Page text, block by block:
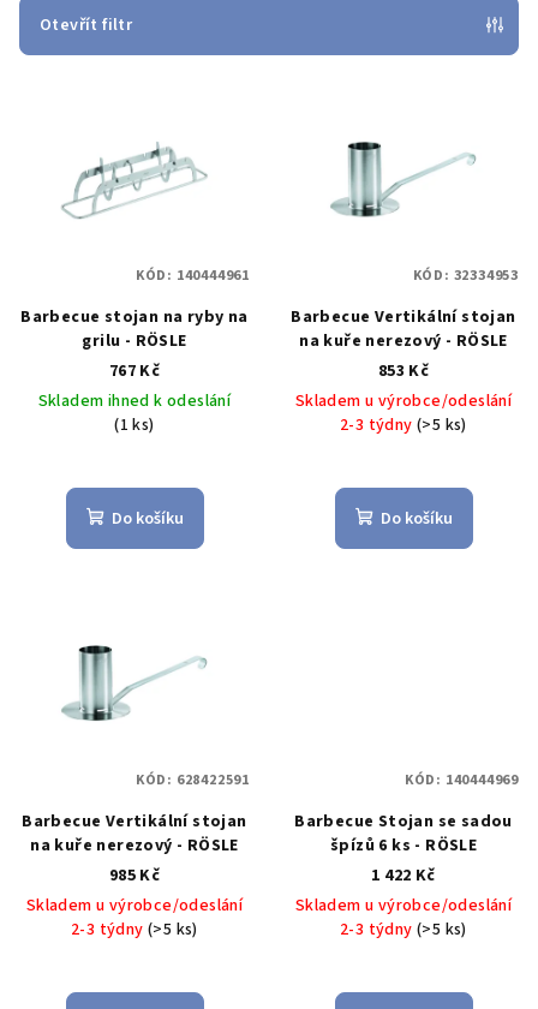
r
Otevřít filtr
oBarbecue stojan na ryby na
grilu - RÖSLE
767 Kč
Skladem ihned k odeslání
(1 ks)
Do košíku
KÓD: 140444961
Barbecue Vertikální stojan
na kuře nerezový - RÖSLE
853 Kč
Skladem u výrobce/odeslání
2-3 týdny(>5 ks)
Do košíku
KÓD: 32334953
Barbecue Vertikální stojan
na kuře nerezový - RÖSLE
985 Kč
Skladem u výrobce/odeslání
2-3 týdny(>5 ks)
KÓD: 628422591
Barbecue Stojan se sadou
špízů 6 ks - RÖSLE
1 422 Kč
Skladem u výrobce/odeslání
2-3 týdny(>5 ks)
KÓD: 140444969